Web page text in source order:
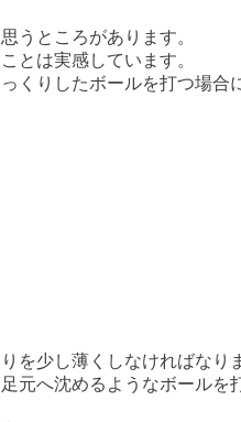
うところがあります。
とは実感しています。
りしたボールを打つ場
を少し薄くしなければなり
へ沈めるようなボール